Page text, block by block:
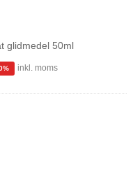
glidmedel 50ml
Det
priset
inkl. moms